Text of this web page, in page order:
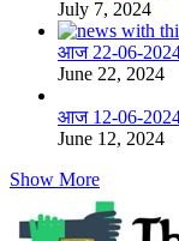
July 7, 2024
आज 22-06-
June 22, 2024
आज 12-06-
June 12, 2024
Show More